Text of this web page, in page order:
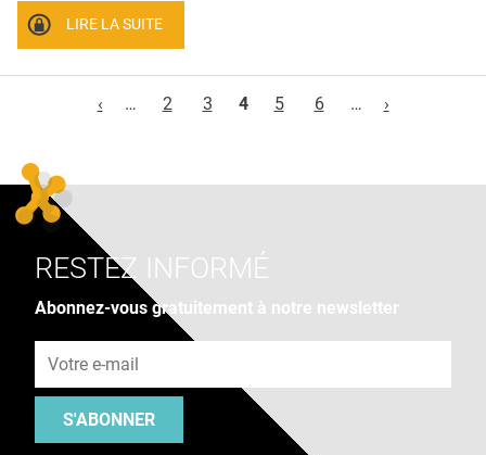
LIRE LA SUITE
‹
… 2 3 4 5 6 … ›
RESTEZ INFORMÉ
Abonnez-vous gratuitement à notre newsletter
S'ABONNER